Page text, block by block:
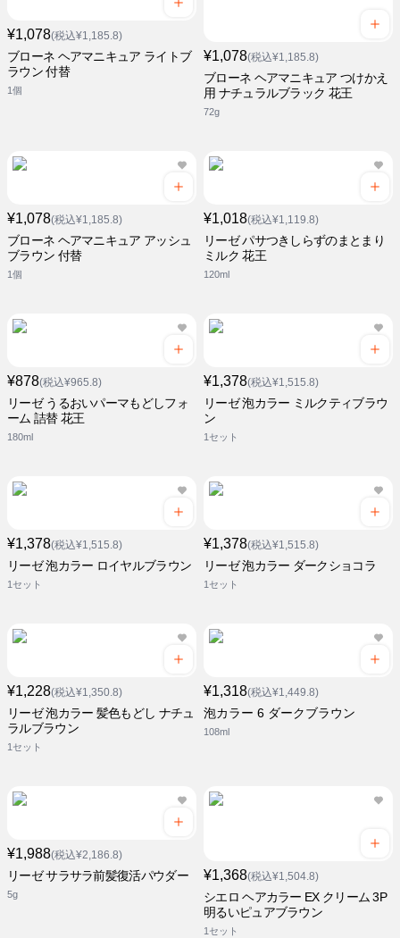
¥1,078(税込¥1,185.8)
ブローネ ヘアマニキュア ライトブ
ラウン 付替
1個
¥1,078(税込¥1,185.8)
ブローネ ヘアマニキュア つけかえ
用 ナチュラルブラック 花王
72g
¥1,078(税込¥1,185.8)
ブローネ ヘアマニキュア アッシュ
ブラウン 付替
1個
¥1,018(税込¥1,119.8)
リーゼ パサつきしらずのまとまり
ミルク 花王
120ml
¥878(税込¥965.8)
リーゼ うるおいパーマもどしフォ
ーム 詰替 花王
180ml
¥1,378(税込¥1,515.8)
リーゼ 泡カラー ミルクティブラウ
ン
1セット
¥1,378(税込¥1,515.8)
リーゼ 泡カラー ロイヤルブラウン
1セット
¥1,378(税込¥1,515.8)
リーゼ 泡カラー ダークショコラ
1セット
¥1,228(税込¥1,350.8)
リーゼ 泡カラー 髪色もどし ナチュ
ラルブラウン
1セット
¥1,318(税込¥1,449.8)
泡カラー 6 ダークブラウン
108ml
¥1,988(税込¥2,186.8)
リーゼ サラサラ前髪復活パウダー
5g
¥1,368(税込¥1,504.8)
シエロ ヘアカラー EX クリーム 3P
明るいピュアブラウン
1セット